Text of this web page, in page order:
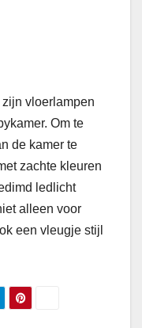
vloerlampen
Om te
de kamer te
zachte kleuren
ledlicht
alleen voor
een vleugje stijl